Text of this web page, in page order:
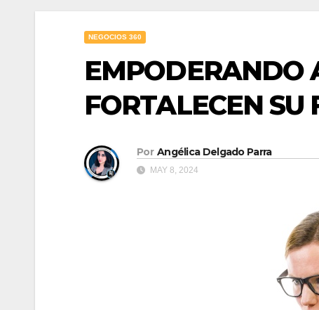
NEGOCIOS 360
EMPODERANDO
FORTALECEN SU
Por Angélica Delgado Parra
MAY 8, 2024